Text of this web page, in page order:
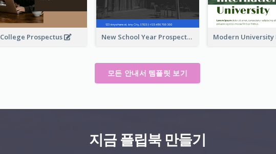
College Prospectus New School Year Prospectus
모든 안내서 템플릿 보기
지금 플립북 만들기